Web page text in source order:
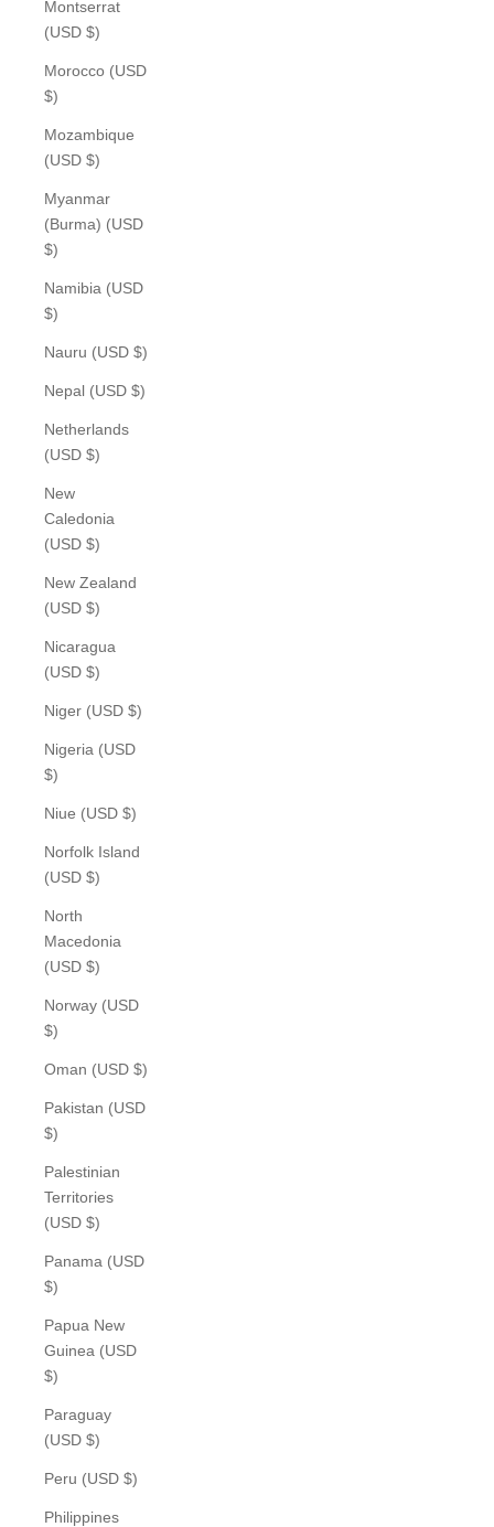
Montserrat
(USD $)
Morocco (USD
$)
Mozambique
(USD $)
Myanmar
(Burma) (USD
$)
Namibia (USD
$)
Nauru (USD $)
Nepal (USD $)
Netherlands
(USD $)
New
Caledonia
(USD $)
New Zealand
(USD $)
Nicaragua
(USD $)
Niger (USD $)
Nigeria (USD
$)
Niue (USD $)
Norfolk Island
(USD $)
North
Macedonia
(USD $)
Norway (USD
$)
Oman (USD $)
Pakistan (USD
$)
Palestinian
Territories
(USD $)
Panama (USD
$)
Papua New
Guinea (USD
$)
Paraguay
(USD $)
Peru (USD $)
Philippines